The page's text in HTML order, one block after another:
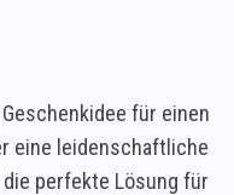
für einen
eine leidenschaftliche
die perfekte Lösung für